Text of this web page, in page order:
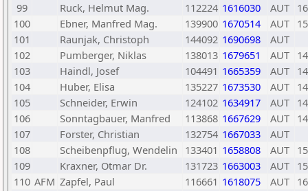
99
Ruck, Helmut Mag. 112224 1616030 AUT
100
Ebner, Manfred Mag. 139900 1670514 AUT
101
Raunjak, Christoph 144092 1690698
AUT
102
Pumberger, Niklas 138013 1679651 AUT
103
Haindl, Josef 104491 1665359 AUT
104
Huber, Elisa 135227 1673530 AUT
105
Schneider, Erwin 124102 1634917 AUT
106
Sonntagbauer, Manfred 113868 1667629 AUT
107
Forster, Christian 132754 1667033
AUT
108
Scheibenpflug, Wendelin 133401 1658808 AUT
109
Kraxner, Otmar Dr. 131723 1663003 AUT
110 AFM Zapfel, Paul 116661 1618075 AUT